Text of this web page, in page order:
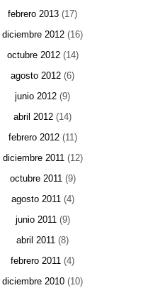
febrero 2013 (17)
diciembre 2012 (16)
octubre 2012(14)
agosto 2012 (6)
junio 2012 (9)
abril 2012 (14)
febrero 2012(11)
diciembre 2011(12)
octubre 2011(9)
agosto 2011(4)
junio 2011(9)
abril 2011 (8)
febrero 2011 (4)
diciembre 2010 (10)